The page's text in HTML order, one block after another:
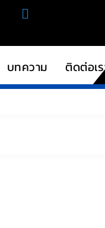
บทความ ติดต่อเ